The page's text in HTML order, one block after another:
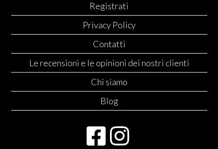
Registrati
Privacy Policy
Contatti
Le recensioni e le opinioni dei nostri clienti
Chi siamo
Blog